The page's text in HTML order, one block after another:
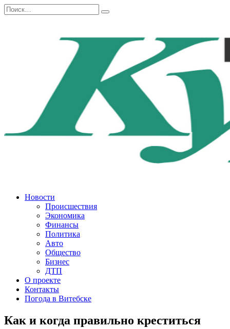
Перейти
к
Search
for:
Новости
Происшествия
Экономика
Финансы
Политика
Авто
Общество
Бизнес
ДТП
О проекте
Контакты
Погода в Витебске
Как и когда правильно креститься